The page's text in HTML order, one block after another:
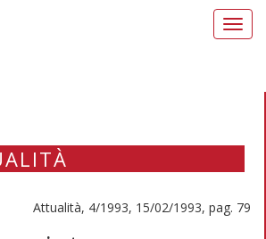
Attualità, 4/1993, 15/02/1993, pag. 79